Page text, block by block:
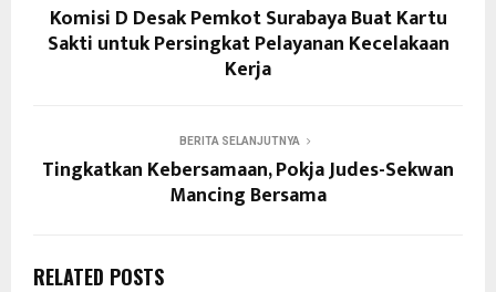
Komisi D Desak Pemkot Surabaya Buat Kartu
Sakti untuk Persingkat Pelayanan Kecelakaan
Kerja
BERITA SELANJUTNYA
Tingkatkan Kebersamaan, Pokja Judes-Sekwan
Mancing Bersama
RELATED POSTS